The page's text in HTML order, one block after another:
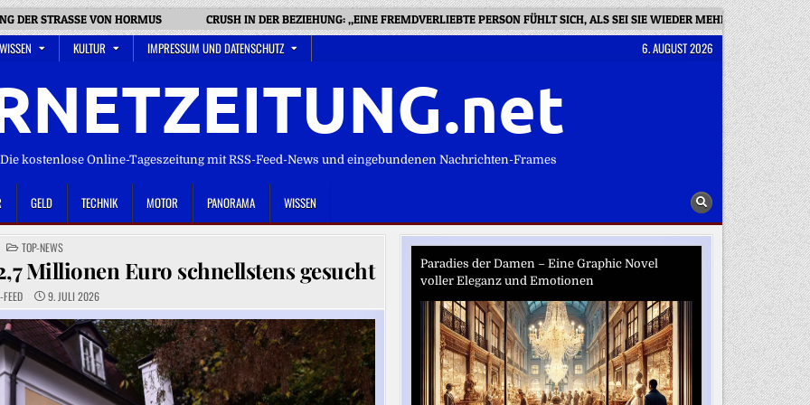
DER STRASSE VON HORMUS CRUSH IN DER BEZIEHUNG: „EINE FREMDVERLIEBTE PERSON FÜHLT SICH, ALS SEI SIE WIEDER MEHR SIE SELBST“
KULTUR IMPRESSUM UND DATENSCHUTZ 6. AUGUST 2026
kostenlose Online-Tageszeitung mit RSS-Feed-News und eingebundenen Nachrichten-Frames
GELD TECHNIK MOTOR PANORAMA WISSEN
POSTED
IN
TOP-NEWS
Millionen Euro schnellstens gesucht
9. JULI 2026
Paradies der Damen – Eine Graphic Novel
voller Eleganz und Emotionen